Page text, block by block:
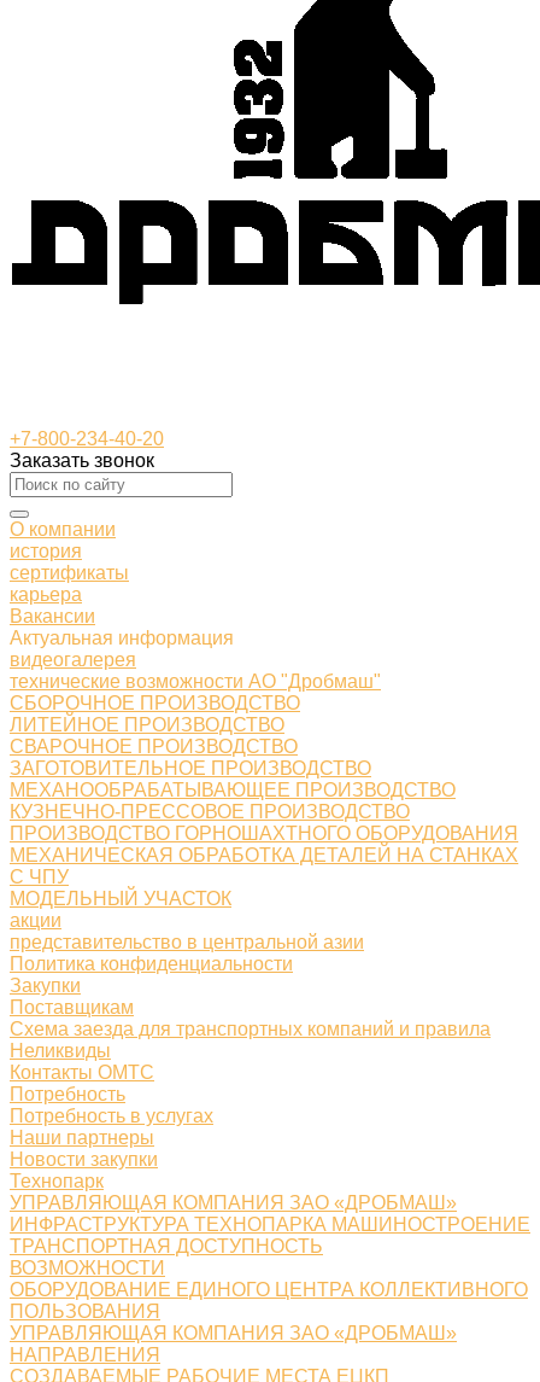
+7-800-234-40-20
Заказать звонок
О компании
история
сертификаты
карьера
Вакансии
Актуальная информация
видеогалерея
технические возможности АО "Дробмаш"
СБОРОЧНОЕ ПРОИЗВОДСТВО
ЛИТЕЙНОЕ ПРОИЗВОДСТВО
СВАРОЧНОЕ ПРОИЗВОДСТВО
ЗАГОТОВИТЕЛЬНОЕ ПРОИЗВОДСТВО
МЕХАНООБРАБАТЫВАЮЩЕЕ ПРОИЗВОДСТВО
КУЗНЕЧНО-ПРЕССОВОЕ ПРОИЗВОДСТВО
ПРОИЗВОДСТВО ГОРНОШАХТНОГО ОБОРУДОВАНИЯ
МЕХАНИЧЕСКАЯ ОБРАБОТКА ДЕТАЛЕЙ НА СТАНКАХ
С ЧПУ
МОДЕЛЬНЫЙ УЧАСТОК
акции
представительство в центральной азии
Политика конфиденциальности
Закупки
Поставщикам
Схема заезда для транспортных компаний и правила
Неликвиды
Контакты ОМТС
Потребность
Потребность в услугах
Наши партнеры
Новости закупки
Технопарк
УПРАВЛЯЮЩАЯ КОМПАНИЯ ЗАО «ДРОБМАШ»
ИНФРАСТРУКТУРА ТЕХНОПАРКА МАШИНОСТРОЕНИЕ
ТРАНСПОРТНАЯ ДОСТУПНОСТЬ
ВОЗМОЖНОСТИ
ОБОРУДОВАНИЕ ЕДИНОГО ЦЕНТРА КОЛЛЕКТИВНОГО
ПОЛЬЗОВАНИЯ
УПРАВЛЯЮЩАЯ КОМПАНИЯ ЗАО «ДРОБМАШ»
НАПРАВЛЕНИЯ
СОЗДАВАЕМЫЕ РАБОЧИЕ МЕСТА ЕЦКП